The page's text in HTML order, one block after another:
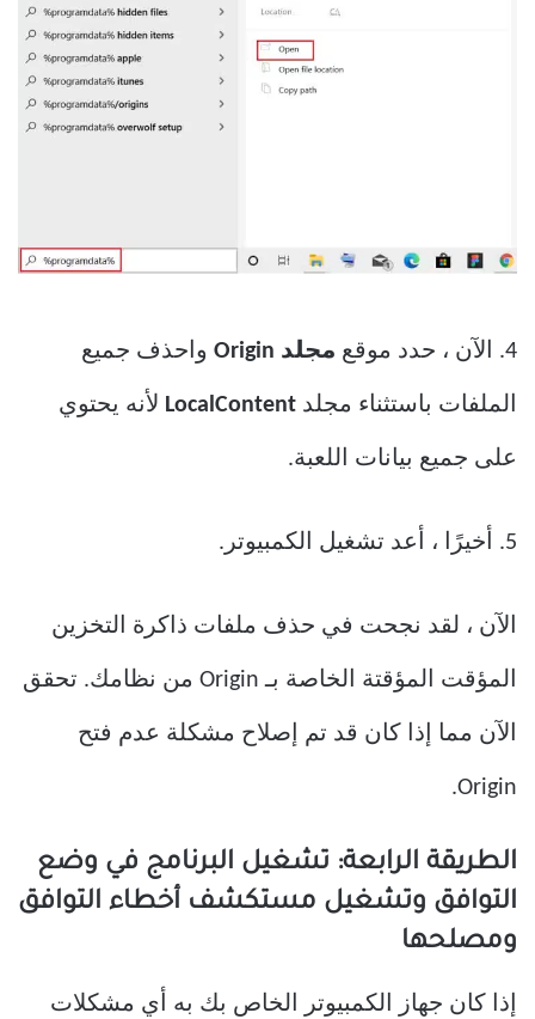
4. الآن ، حدد موقع مجلد Origin واحذف جميع
الملفات باستثناء مجلد LocalContent لأنه يحتوي
على جميع بيانات اللعبة.
5. أخيرًا ، أعد تشغيل الكمبيوتر.
الآن ، لقد نجحت في حذف ملفات ذاكرة التخزين
المؤقت المؤقتة الخاصة بـ Origin من نظامك. تحقق
الآن مما إذا كان قد تم إصلاح مشكلة عدم فتح
Origin.
الطريقة الرابعة: تشغيل البرنامج في وضع
التوافق وتشغيل مستكشف أخطاء التوافق
ومصلحها
إذا كان جهاز الكمبيوتر الخاص بك به أي مشكلات